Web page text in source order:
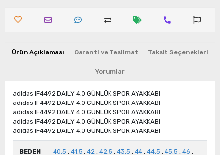
Ürün Açıklaması Garanti ve Teslimat Taksit Seçenekleri
Yorumlar
adidas IF4492 DAILY 4.0 GÜNLÜK SPOR AYAKKABI
adidas IF4492 DAILY 4.0 GÜNLÜK SPOR AYAKKABI
adidas IF4492 DAILY 4.0 GÜNLÜK SPOR AYAKKABI
adidas IF4492 DAILY 4.0 GÜNLÜK SPOR AYAKKABI
adidas IF4492 DAILY 4.0 GÜNLÜK SPOR AYAKKABI
BEDEN 40.5 , 41.5 , 42 , 42.5 , 43.5 , 44 , 44.5 , 45.5 , 46 ,